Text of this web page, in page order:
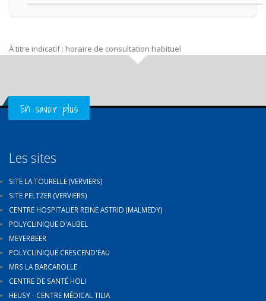
À titre indicatif : horaire de consultation habituel
Get in Touch
En savoir plus
Les sites
SITE LA TOURELLE (VERVIERS)
SITE PELTZER (VERVIERS)
CENTRE HOSPITALIER REINE ASTRID (MALMEDY)
POLYCLINIQUE D'AUBEL
MEYERBEER
POLYCLINIQUE CRESCEND'EAU
MRS LA BARCAROLLE
CENTRE DE SANTÉ HOLI
HEUSY - CENTRE MÉDICAL TILIA